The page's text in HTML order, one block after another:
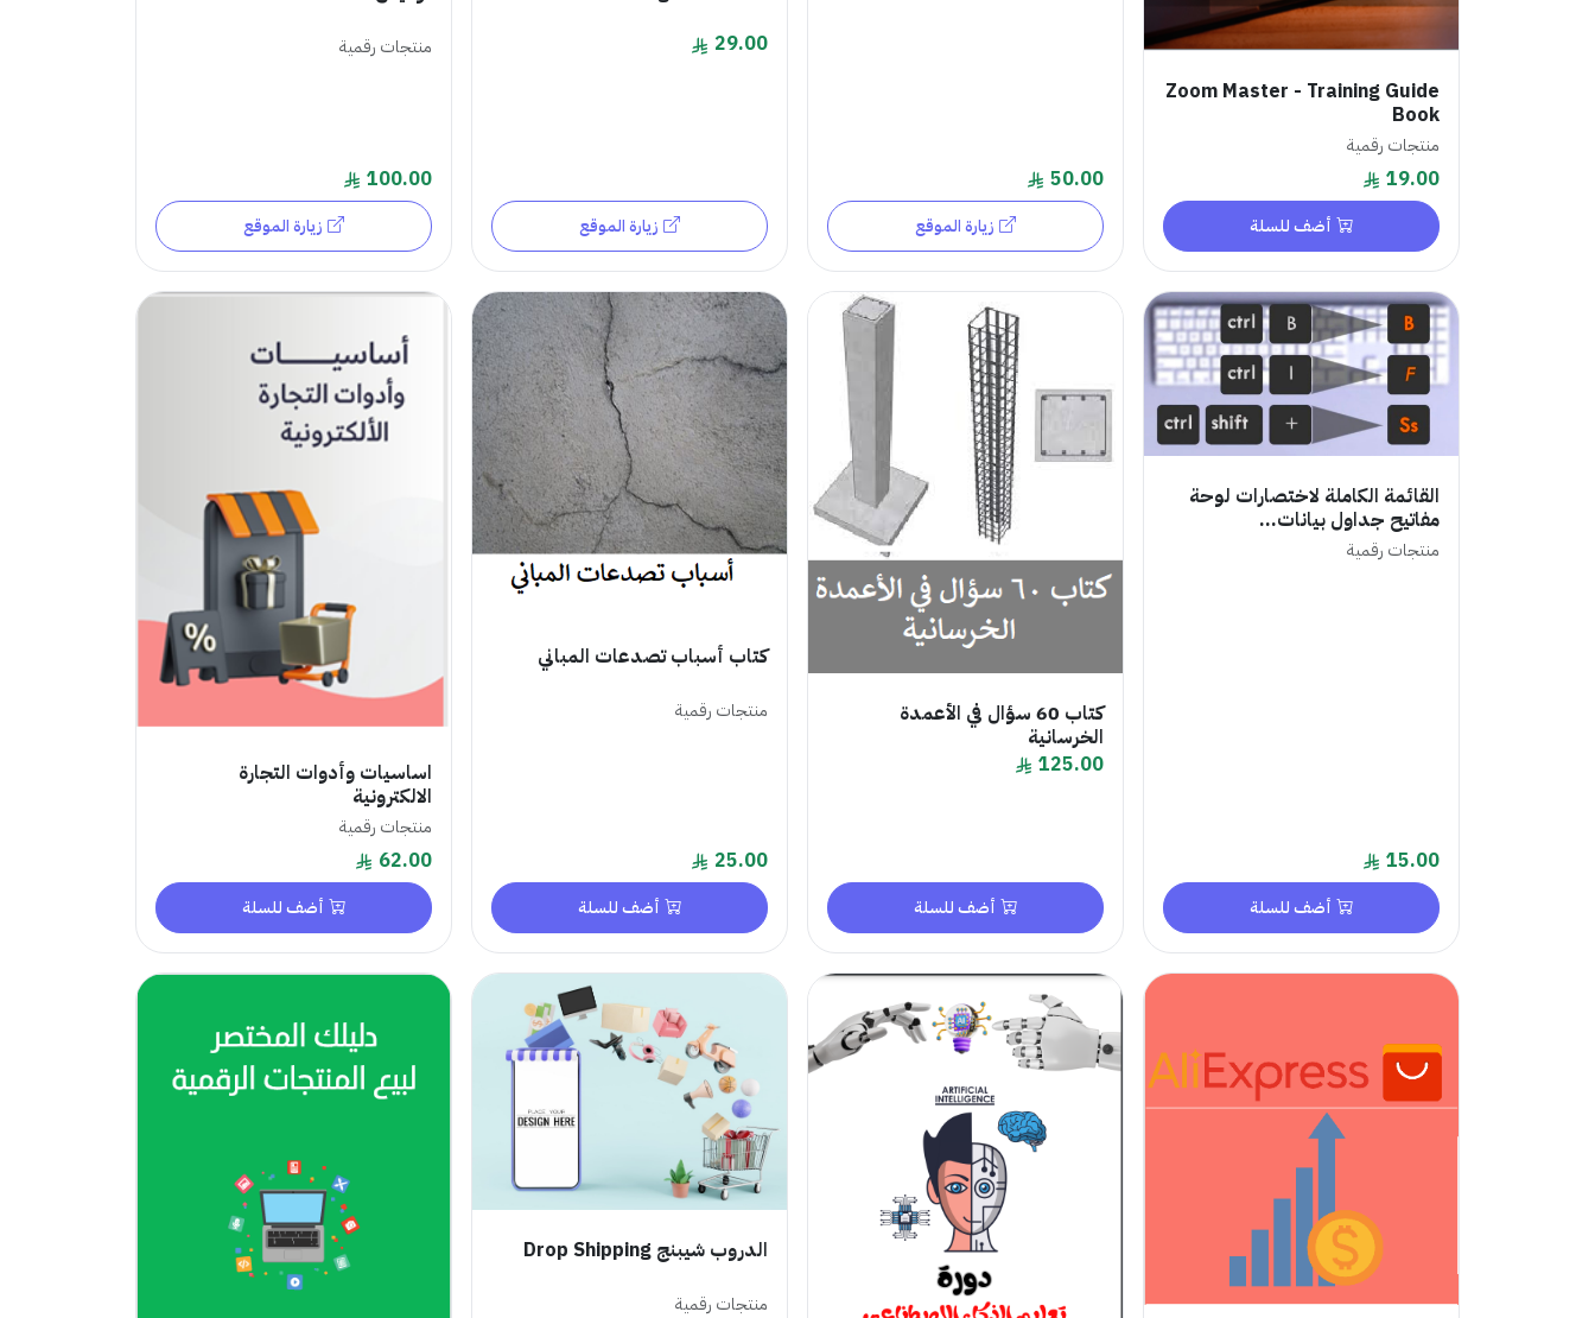
Zoom Master - Training Guide
Book
منتجات رقمية
19.00
أضف للسلة
50.00
زيارة الموقع
29.00
زيارة الموقع
منتجات رقمية
100.00
زيارة الموقع
القائمة الكاملة لاختصارات لوحة
مفاتيح جداول بيانات...
منتجات رقمية
15.00
أضف للسلة
كتاب 60 سؤال في الأعمدة
الخرسانية
125.00
أضف للسلة
كتاب أسباب تصدعات المباني
منتجات رقمية
25.00
أضف للسلة
اساسيات وأدوات التجارة
الالكترونية
منتجات رقمية
62.00
أضف للسلة
الدروب شيبنج Drop Shipping
منتجات رقمية